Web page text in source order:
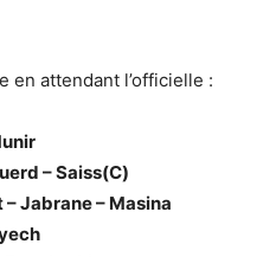
en attendant l’officielle :
– Saiss(C)
Jabrane – Masina